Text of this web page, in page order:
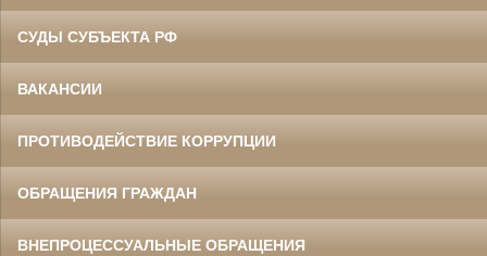
СУДЫ СУБЪЕКТА РФ
ВАКАНСИИ
ПРОТИВОДЕЙСТВИЕ КОРРУПЦИИ
ОБРАЩЕНИЯ ГРАЖДАН
ВНЕПРОЦЕССУАЛЬНЫЕ ОБРАЩЕНИЯ